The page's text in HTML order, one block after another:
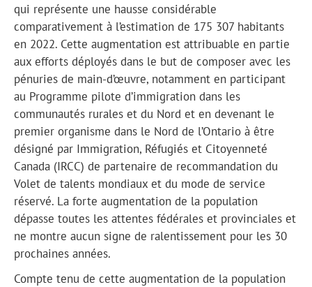
qui représente une hausse considérable
comparativement à l’estimation de 175 307 habitants
en 2022. Cette augmentation est attribuable en partie
aux efforts déployés dans le but de composer avec les
pénuries de main-d’œuvre, notamment en participant
au Programme pilote d’immigration dans les
communautés rurales et du Nord et en devenant le
premier organisme dans le Nord de l’Ontario à être
désigné par Immigration, Réfugiés et Citoyenneté
Canada (IRCC) de partenaire de recommandation du
Volet de talents mondiaux et du mode de service
réservé. La forte augmentation de la population
dépasse toutes les attentes fédérales et provinciales et
ne montre aucun signe de ralentissement pour les 30
prochaines années.
Compte tenu de cette augmentation de la population